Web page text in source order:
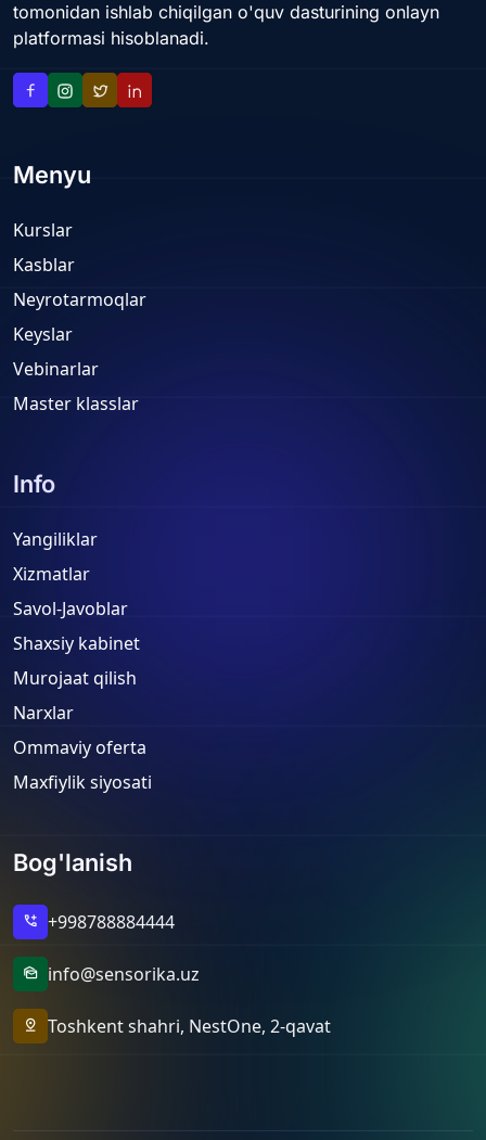
tomonidan ishlab chiqilgan o'quv dasturining onlayn
platformasi hisoblanadi.
Menyu
Kurslar
Kasblar
Neyrotarmoqlar
Keyslar
Vebinarlar
Master klasslar
Info
Yangiliklar
Xizmatlar
Savol-Javoblar
Shaxsiy kabinet
Murojaat qilish
Narxlar
Ommaviy oferta
Maxfiylik siyosati
Bog'lanish
add_call +998788884444
mark_as_unread info@sensorika.uz
pin_drop Toshkent shahri, NestOne, 2-qavat